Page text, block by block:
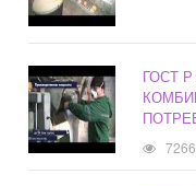
ГОСТ
7266